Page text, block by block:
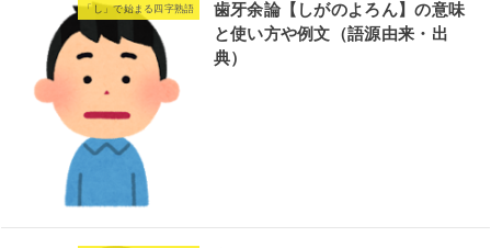
「し」で始まる四字熟語
歯牙余論【しがのよろん】の意味
と使い方や例文（語源由来・出
典）